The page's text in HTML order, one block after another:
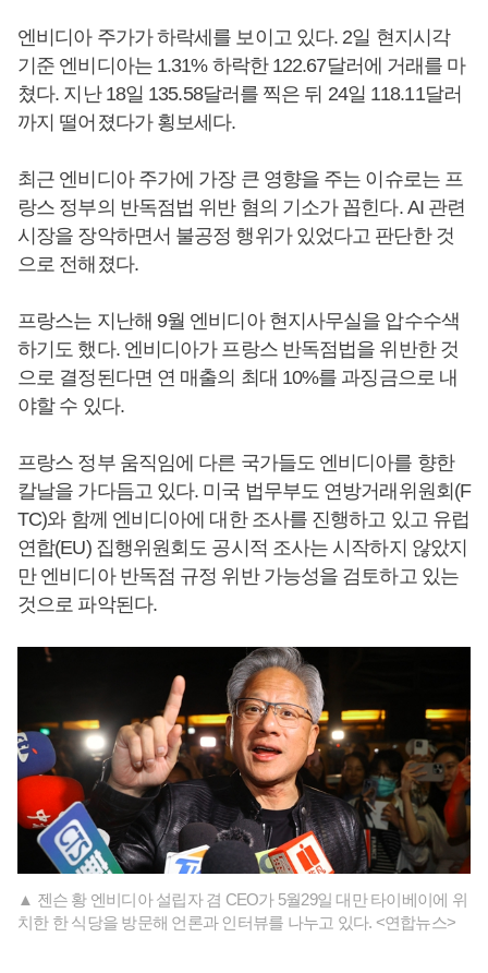
엔비디아 주가가 하락세를 보이고 있다. 2일 현지시각
기준 엔비디아는 1.31% 하락한 122.67달러에 거래를 마
쳤다. 지난 18일 135.58달러를 찍은 뒤 24일 118.11달러
까지 떨어졌다가 횡보세다.
최근 엔비디아 주가에 가장 큰 영향을 주는 이슈로는 프
랑스 정부의 반독점법 위반 혐의 기소가 꼽힌다. AI 관련
시장을 장악하면서 불공정 행위가 있었다고 판단한 것
으로 전해졌다.
프랑스는 지난해 9월 엔비디아 현지사무실을 압수수색
하기도 했다. 엔비디아가 프랑스 반독점법을 위반한 것
으로 결정된다면 연 매출의 최대 10%를 과징금으로 내
야할 수 있다.
프랑스 정부 움직임에 다른 국가들도 엔비디아를 향한
칼날을 가다듬고 있다. 미국 법무부도 연방거래위원회(F
TC)와 함께 엔비디아에 대한 조사를 진행하고 있고 유럽
연합(EU) 집행위원회도 공시적 조사는 시작하지 않았지
만 엔비디아 반독점 규정 위반 가능성을 검토하고 있는
것으로 파악된다.
▲ 젠슨 황 엔비디아 설립자 겸 CEO가 5월29일 대만 타이베이에 위
치한 한 식당을 방문해 언론과 인터뷰를 나누고 있다. <연합뉴스>